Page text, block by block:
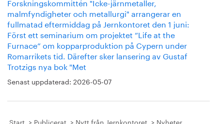
malmfyndigheter och metallurgi" arrangerar en
fullmatad eftermiddag på Jernkontoret den 1 juni:
Först ett seminarium om projektet ”Life at the
Furnace” om kopparproduktion på Cypern under
Romarrikets tid. Därefter sker lansering av Gustaf
Trotzigs nya bok "Met
Senast uppdaterad: 2026-05-07
Start Publicerat Nytt från Jernkontoret Nyheter